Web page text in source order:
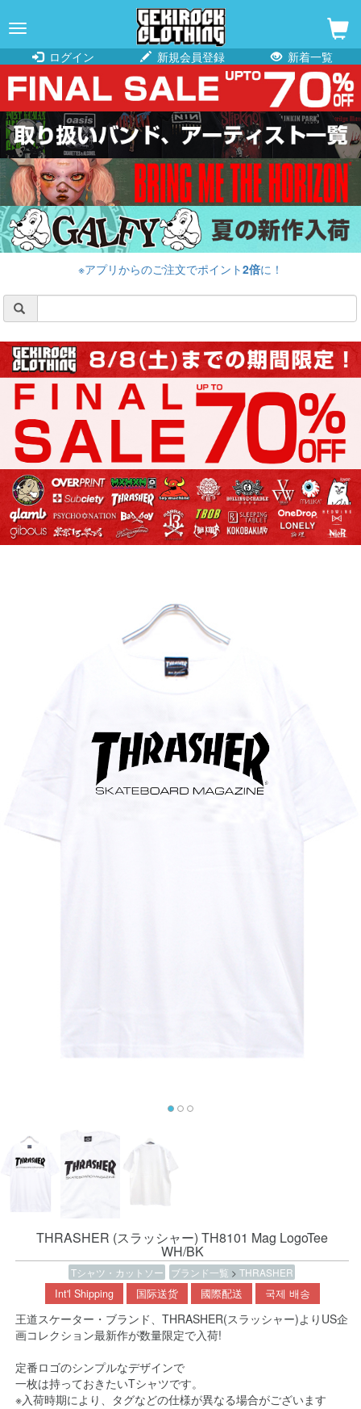
navigation
ログイン
新規会員登録 新着一覧
※アプリからのご注文でポイント2倍に！
THRASHER (スラッシャー) TH8101 Mag LogoTee
WH/BK
Tシャツ・カットソー ブランド一覧 >THRASHER
Int'l Shipping 国际送货 國際配送 국제 배송
王道スケーター・ブランド、THRASHER(スラッシャー)よりUS企
画コレクション最新作が数量限定で入荷!
定番ロゴのシンプルなデザインで
一枚は持っておきたいTシャツです。
※入荷時期により、タグなどの仕様が異なる場合がございます